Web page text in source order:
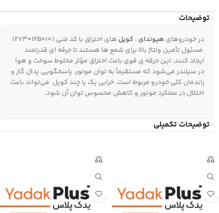
توضیحات
در خودروهای هیوندای ، کویل‌
های احتراق با کد فنی (273012B010)
مسئول تأمین ولتاژ بالا برای شمع‌ ها هستند تا جرقه‌ ای قدرتمند
ایجاد کنند. این جرقه‌ ی قوی باعث احتراق مؤثر مخلوط سوخت و هوا
در سیلندر می‌شود که مستقیماً به توان موتور، پاسخگویی پدال گاز و
راندمان کلی خودرو مربوط است. خرابی یک یا چند کویل می‌تواند باعث
اختلال در عملکرد موتور و کاهش محسوس توان آن شود.
توضیحات تکمیلی